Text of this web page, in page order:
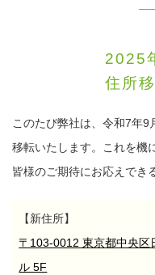
2025
住所
このたび弊社は、令和7年
移転いたします。
これを機
皆様のご期待にお応えでき
【新住所】
〒103-0012 東京都中央
ル 5F